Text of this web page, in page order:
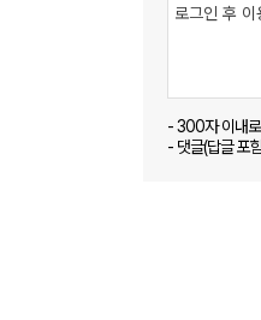
- 300자 이내
- 댓글(답글 포